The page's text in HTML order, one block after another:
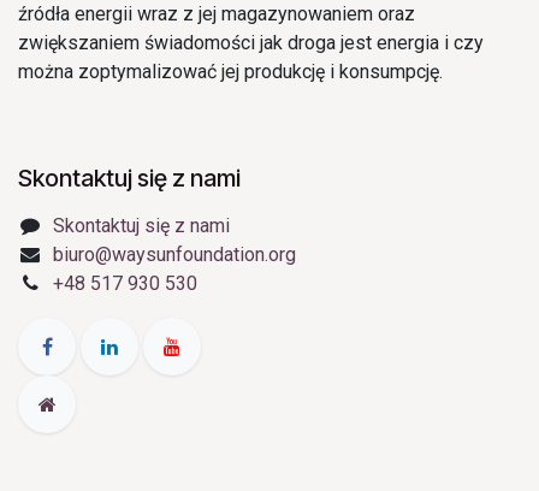
źródła energii wraz z jej magazynowaniem oraz
zwiększaniem świadomości jak droga jest energia i czy
można zoptymalizować jej produkcję i konsumpcję.
Skontaktuj się z nami
Skontaktuj się z nami
biuro@waysunfoundation.org
+48 517 930 530